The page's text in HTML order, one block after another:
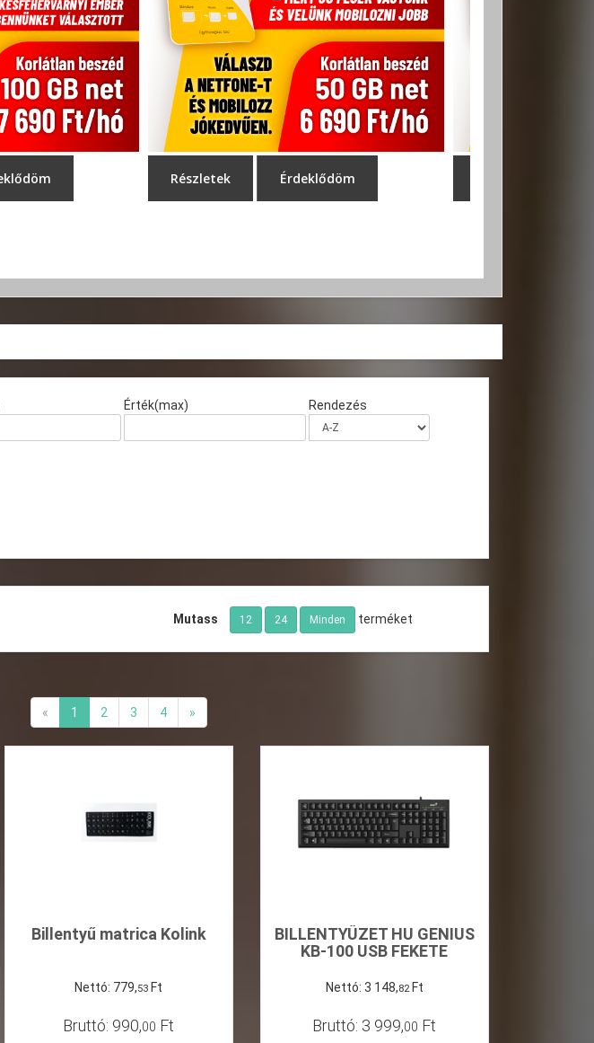
Érték(max) Rendezés
Mutass 12 24 Minden terméket
« 1 2 3 4 »
Billentyű matrica Kolink
Nettó: 779,53 Ft
Bruttó: 990,00 Ft
BILLENTYŰZET HU GENIUS
KB-100 USB FEKETE
Nettó: 3 148,82 Ft
Bruttó: 3 999,00 Ft